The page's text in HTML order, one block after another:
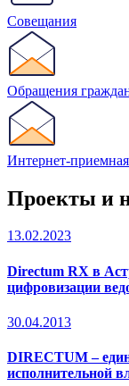
Совещания
Обращения
Интернет-
Проекты и
13.02.2023
Directum RX в
цифровизации
30.04.2013
DIRECTUM –
исполнительной